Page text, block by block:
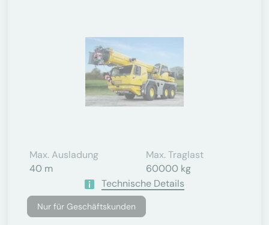
Max. Ausladung
40 m
Max. Traglast
60000 kg
Technische Details
Nur für Geschäftskunden